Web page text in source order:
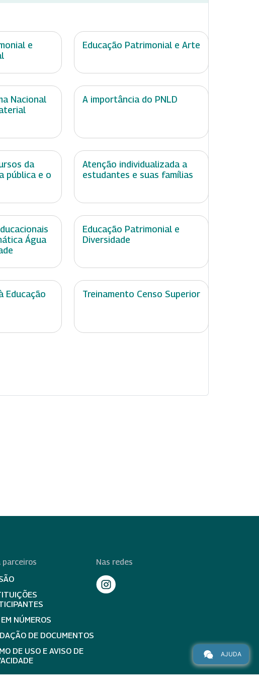
e
Educação Patrimonial e Arte
Nacional
A importância do PNLD
da
pública e o
Atenção individualizada a
estudantes e suas famílias
Água
Educação Patrimonial e
Diversidade
Educação
Treinamento Censo Superior
parceiros
EM NÚMEROS
DE DOCUMENTOS
DE USO E AVISO DE
Nas redes
AJUDA